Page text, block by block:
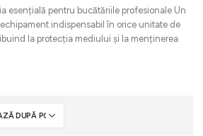
esențială pentru bucătăriile profesionale Un
indispensabil în orice unitate de
la protecția mediului și la menținerea